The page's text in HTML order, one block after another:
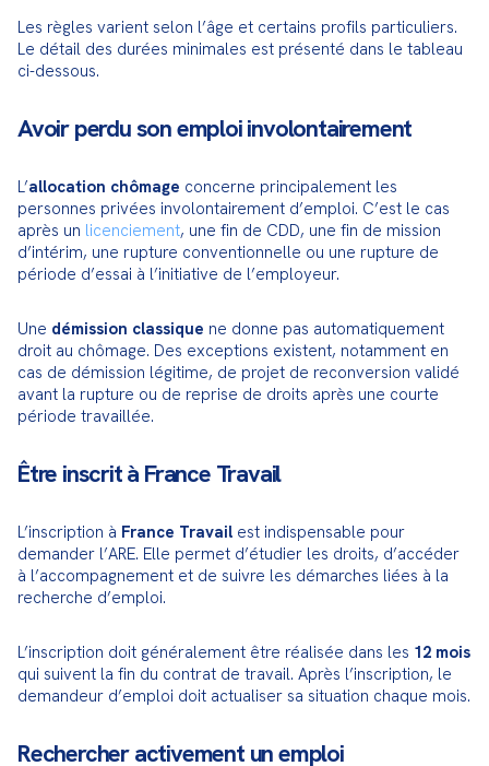
Les règles varient selon l’âge et certains profils particuliers.
Le détail des durées minimales est présenté dans le tableau
ci-dessous.
Avoir perdu son emploi involontairement
L’allocation chômage concerne principalement les
personnes privées involontairement d’emploi. C’est le cas
après un licenciement, une fin de CDD, une fin de mission
d’intérim, une rupture conventionnelle ou une rupture de
période d’essai à l’initiative de l’employeur.
Une démission classique ne donne pas automatiquement
droit au chômage. Des exceptions existent, notamment en
cas de démission légitime, de projet de reconversion validé
avant la rupture ou de reprise de droits après une courte
période travaillée.
Être inscrit à France Travail
L’inscription à France Travail est indispensable pour
demander l’ARE. Elle permet d’étudier les droits, d’accéder
à l’accompagnement et de suivre les démarches liées à la
recherche d’emploi.
L’inscription doit généralement être réalisée dans les 12 mois
qui suivent la fin du contrat de travail. Après l’inscription, le
demandeur d’emploi doit actualiser sa situation chaque mois.
Rechercher activement un emploi